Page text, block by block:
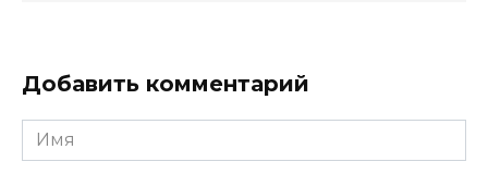
Добавить комментарий
Имя
*